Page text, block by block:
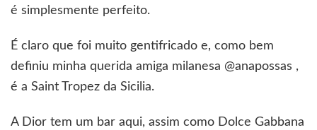
é simplesmente perfeito.
É claro que foi muito gentifricado e, como bem
definiu minha querida amiga milanesa @anapossas ,
é a Saint Tropez da Sicilia.
A Dior tem um bar aqui, assim como Dolce Gabbana